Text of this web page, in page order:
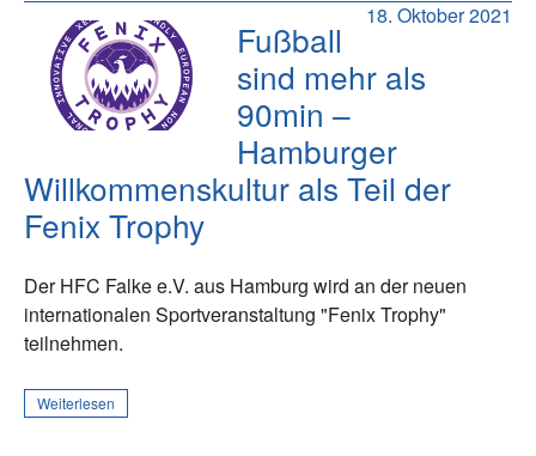
18. Oktober 2021
Fußball
sind mehr als
90min –
Hamburger
Willkommenskultur als Teil der
Fenix Trophy
Der HFC Falke e.V. aus Hamburg wird an der neuen
internationalen Sportveranstaltung "Fenix Trophy"
teilnehmen.
Weiterlesen